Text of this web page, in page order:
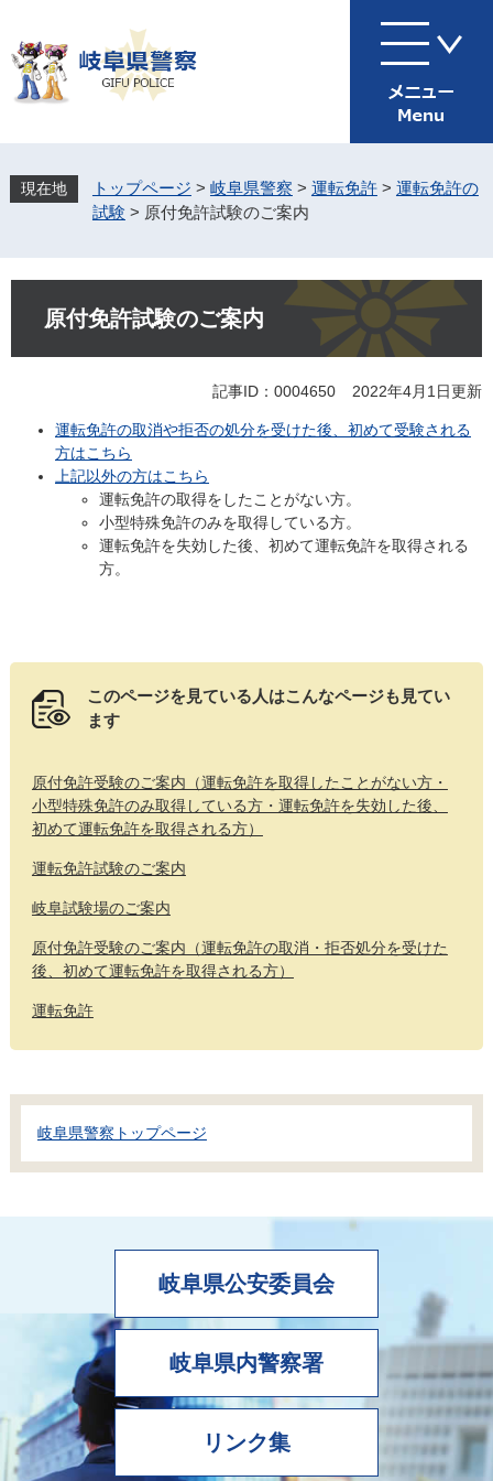
ジ
先
す
ュ
を
し
トップページ > 岐阜県警察 > 運転免許> 運転免許の
試験 > 原付免許試験のご案内
原付免許試験のご案内
記事ID：0004650 2022年4月1日更新
運転免許の取消や拒否の処分を受けた後、初めて受験される
方はこちら
上記以外の方はこちら
運転免許の取得をしたことがない方。
小型特殊免許のみを取得している方。
運転免許を失効した後、初めて運転免許を取得される
方。
このページを見ている人はこんなページも見てい
ます
原付免許受験のご案内（運転免許を取得したことがない方・
小型特殊免許のみ取得している方・運転免許を失効した後、
初めて運転免許を取得される方）
運転免許試験のご案内
岐阜試験場のご案内
原付免許受験のご案内（運転免許の取消・拒否処分を受けた
後、初めて運転免許を取得される方）
運転免許
岐阜県警察トップページ
岐阜県公安委員会
岐阜県内警察署
リンク集